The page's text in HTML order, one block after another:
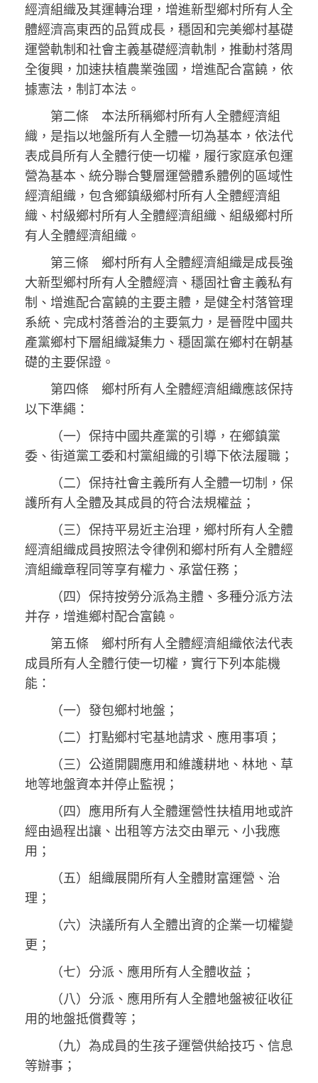
經濟組織及其運轉治理，增進新型鄉村所有人全
體經濟高東西的品質成長，穩固和完美鄉村基礎
運營軌制和社會主義基礎經濟軌制，推動村落周
全復興，加速扶植農業強國，增進配合富饒，依
據憲法，制訂本法。
第二條 本法所稱鄉村所有人全體經濟組
織，是指以地盤所有人全體一切為基本，依法代
表成員所有人全體行使一切權，履行家庭承包運
營為基本、統分聯合雙層運營體系體例的區域性
經濟組織，包含鄉鎮級鄉村所有人全體經濟組
織、村級鄉村所有人全體經濟組織、組級鄉村所
有人全體經濟組織。
第三條 鄉村所有人全體經濟組織是成長強
大新型鄉村所有人全體經濟、穩固社會主義私有
制、增進配合富饒的主要主體，是健全村落管理
系統、完成村落善治的主要氣力，是晉陞中國共
產黨鄉村下層組織凝集力、穩固黨在鄉村在朝基
礎的主要保證。
第四條 鄉村所有人全體經濟組織應該保持
以下準繩：
（一）保持中國共產黨的引導，在鄉鎮黨
委、街道黨工委和村黨組織的引導下依法履職；
（二）保持社會主義所有人全體一切制，保
護所有人全體及其成員的符合法規權益；
（三）保持平易近主治理，鄉村所有人全體
經濟組織成員按照法令律例和鄉村所有人全體經
濟組織章程同等享有權力、承當任務；
（四）保持按勞分派為主體、多種分派方法
并存，增進鄉村配合富饒。
第五條 鄉村所有人全體經濟組織依法代表
成員所有人全體行使一切權，實行下列本能機
能：
（一）發包鄉村地盤；
（二）打點鄉村宅基地請求、應用事項；
（三）公道開闢應用和維護耕地、林地、草
地等地盤資本并停止監視；
（四）應用所有人全體運營性扶植用地或許
經由過程出讓、出租等方法交由單元、小我應
用；
（五）組織展開所有人全體財富運營、治
理；
（六）決議所有人全體出資的企業一切權變
更；
（七）分派、應用所有人全體收益；
（八）分派、應用所有人全體地盤被征收征
用的地盤抵償費等；
（九）為成員的生孩子運營供給技巧、信息
等辦事；